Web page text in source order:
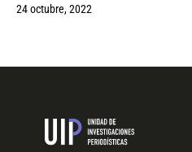
24 octubre, 2022